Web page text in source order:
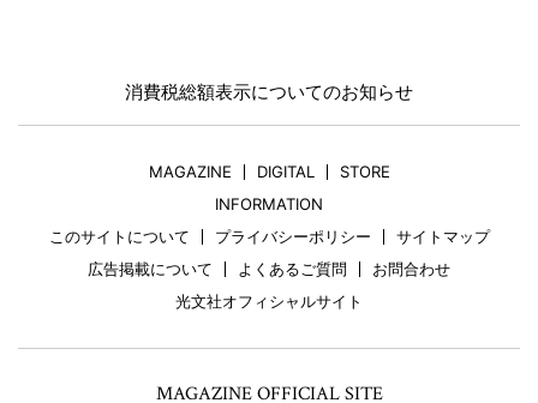
消費税総額表示についてのお知らせ
MAGAZINE DIGITAL
STORE
INFORMATION
このサイトについて
プライバシーポリシー
サイトマップ
広告掲載について
よくあるご質問
お問合わせ
光文社オフィシャルサイト
MAGAZINE OFFICIAL SITE